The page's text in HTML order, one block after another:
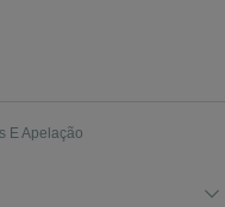
E Apelação